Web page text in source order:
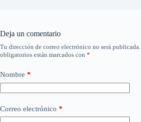
Deja un comentario
Tu dirección de correo electrónico no será publicada.
obligatorios están marcados con *
Nombre *
Correo electrónico *